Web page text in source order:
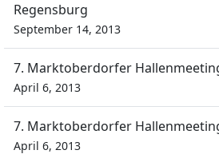
Regensburg
September 14, 2013
7. Marktoberdorfer
April 6, 2013
7. Marktoberdorfer
April 6, 2013